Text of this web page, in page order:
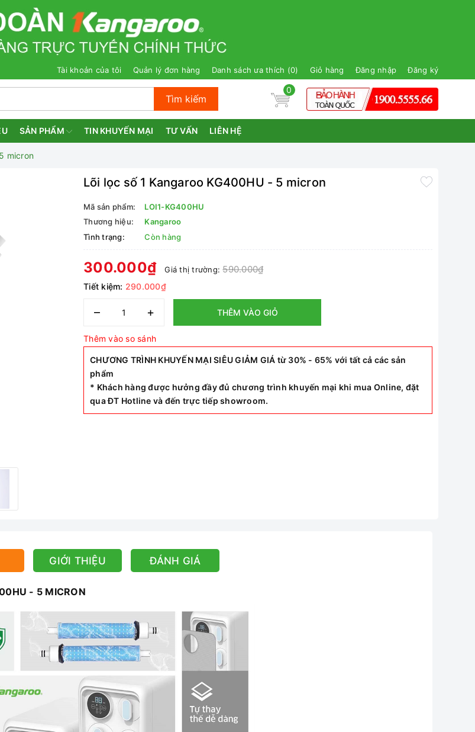
Tài khoản của tôi Quản lý đơn hàng Danh sách ưa thích (0) Giỏ hàng Đăng nhập Đăng ký
Tìm kiếm
0
SẢN PHẨM TIN KHUYẾN MẠI TƯ VẤN LIÊN HỆ
micron
Lõi lọc số 1 Kangaroo KG400HU - 5 micron
Mã sản phẩm:
LOI1-KG400HU
Thương hiệu:
Kangaroo
Tình trạng:
Còn hàng
300.000₫ Giá thị trường:590.000₫
Tiết kiệm: 290.000₫
– + THÊM VÀO GIỎ
Thêm vào so sánh
CHƯƠNG TRÌNH KHUYẾN MẠI SIÊU GIẢM GIÁ từ 30% - 65% với tất cả các sản
phẩm
* Khách hàng được hưởng đầy đủ chương trình khuyến mại khi mua Online, đặt
qua ĐT Hotline và đến trực tiếp showroom.
GIỚI THIỆU ĐÁNH GIÁ
- 5 MICRON